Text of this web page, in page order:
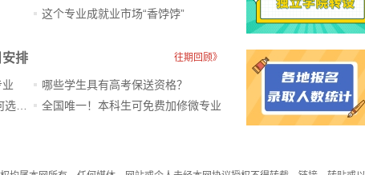
这个专业成就业市场“香饽饽”​
排 往期回顾》
哪些学生具有高考保送资格？
全国唯一！本科生可免费加修微专业